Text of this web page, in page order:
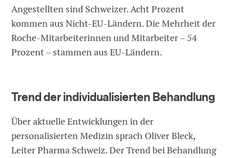
Angestellten sind Schweizer. Acht Prozent
kommen aus Nicht-EU-Ländern. Die Mehrheit der
Roche-Mitarbeiterinnen und Mitarbeiter – 54
Prozent – stammen aus EU-Ländern.
Trend der individualisierten Behandlung
Über aktuelle Entwicklungen in der
personalisierten Medizin sprach Oliver Bleck,
Leiter Pharma Schweiz. Der Trend bei Behandlung